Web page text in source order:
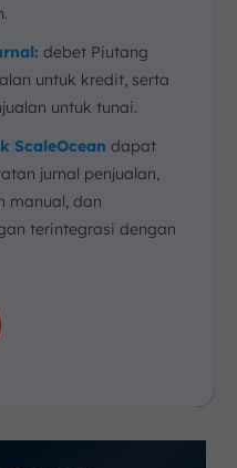
debet Piutang
untuk kredit, serta
untuk tunai.
ScaleOcean dapat
jurnal penjualan,
manual, dan
terintegrasi dengan